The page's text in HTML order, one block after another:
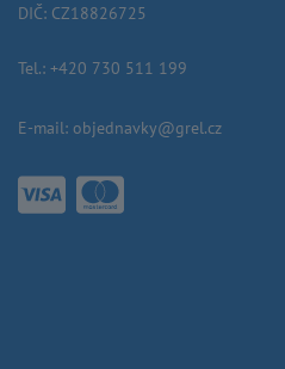
DIČ: CZ18826725
Tel.: +420 730 511 199
E-mail: objednavky@grel.cz